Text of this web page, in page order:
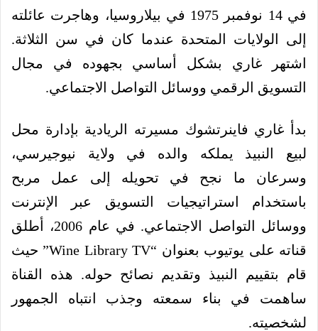
في 14 نوفمبر 1975 في بيلاروسيا، وهاجرت عائلته
إلى الولايات المتحدة عندما كان في سن الثلاثة.
اشتهر غاري بشكل أساسي بجهوده في مجال
التسويق الرقمي ووسائل التواصل الاجتماعي.
بدأ غاري فاينرتشوك مسيرته الريادية بإدارة محل
لبيع النبيذ يملكه والده في ولاية نيوجيرسي،
وسرعان ما نجح في تحويله إلى عمل مربح
باستخدام استراتيجيات التسويق عبر الإنترنت
ووسائل التواصل الاجتماعي. في عام 2006، أطلق
قناته على يوتيوب بعنوان “Wine Library TV” حيث
قام بتقييم النبيذ وتقديم نصائح حوله. هذه القناة
ساهمت في بناء سمعته وجذب انتباه الجمهور
لشخصيته.